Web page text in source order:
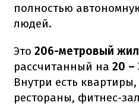
полностью
людей.
Это 206-метровый
рассчитанный на 20 –
Внутри есть
рестораны, фитнес-